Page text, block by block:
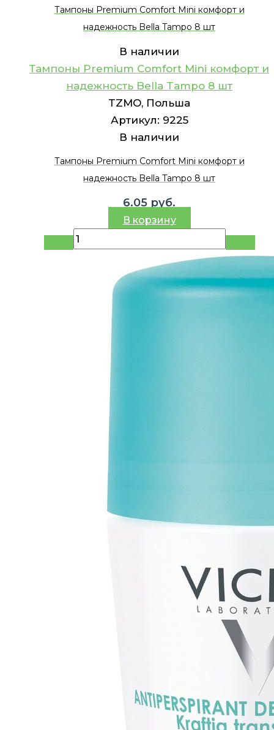
Тампоны Premium Comfort Mini комфорт и
надежность Bella Tampo 8 шт
В наличии
Тампоны Premium Comfort Mini комфорт и
надежность Bella Tampo 8 шт
TZMO, Польша
Артикул: 9225
В наличии
Тампоны Premium Comfort Mini комфорт и
надежность Bella Tampo 8 шт
6.05 руб.
В корзину